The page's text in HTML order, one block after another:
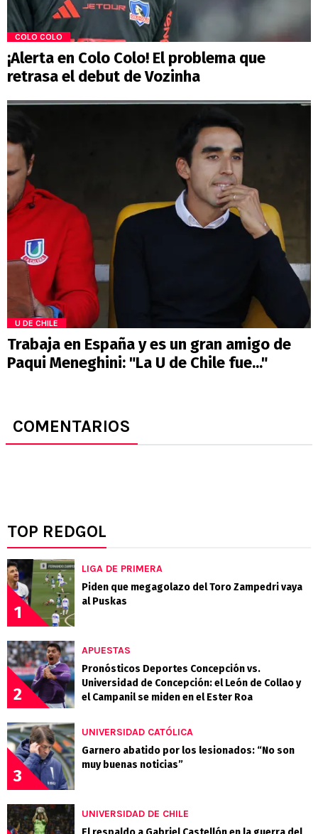
COLO COLO
¡Alerta en Colo Colo! El problema que
retrasa el debut de Vozinha
U DE CHILE
Trabaja en España y es un gran amigo de
Paqui Meneghini: "La U de Chile fue..."
COMENTARIOS
TOP REDGOL
1
LIGA DE PRIMERA
Piden que megagolazo del Toro Zampedri vaya
al Puskas
2
APUESTAS
Pronósticos Deportes Concepción vs.
Universidad de Concepción: el León de Collao y
el Campanil se miden en el Ester Roa
3
UNIVERSIDAD CATÓLICA
Garnero abatido por los lesionados: “No son
muy buenas noticias”
UNIVERSIDAD DE CHILE